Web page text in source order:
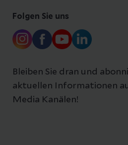
Folgen Sie uns
Bleiben Sie dran und
aktuellen Informationen
Media Kanälen!